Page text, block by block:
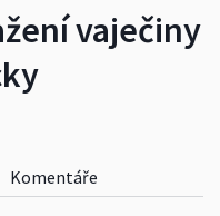
vaječiny
Komentáře